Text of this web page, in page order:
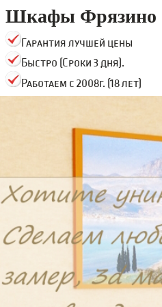
Шкафы Фрязино
Гарантия лучшей цены
Быстро (Сроки 3 дня).
Работаем с 2008г. (18 лет)